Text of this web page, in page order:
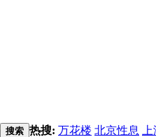
搜索 热搜: 万花楼 北京性息